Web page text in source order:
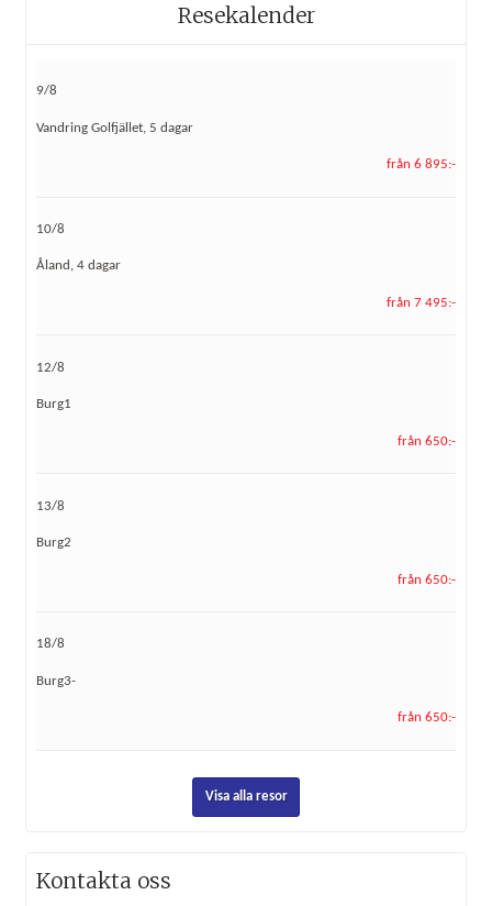
Resekalender
9/8
Vandring Golfjället, 5 dagar
från 6 895:-
10/8
Åland, 4 dagar
från 7 495:-
12/8
Burg1
från 650:-
13/8
Burg2
från 650:-
18/8
Burg3-
från 650:-
Visa alla resor
Kontakta oss